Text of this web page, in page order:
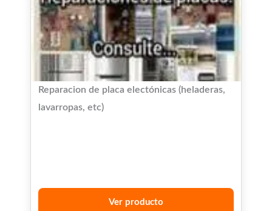
Reparacion de placa electónicas (heladeras,
lavarropas, etc)
Ver producto